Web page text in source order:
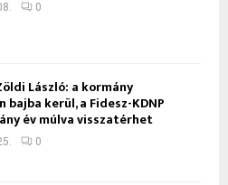
0
László: a kormány
bajba kerül, a Fidesz-KDNP
év múlva visszatérhet
0